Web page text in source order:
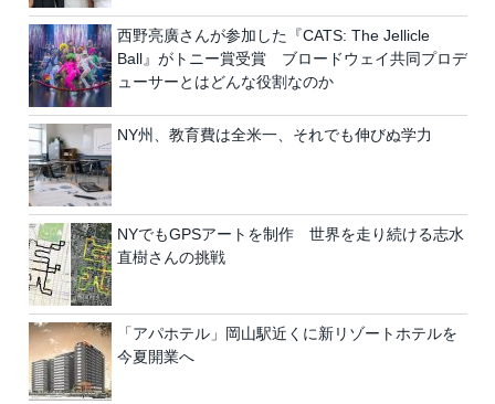
西野亮廣さんが参加した『CATS: The Jellicle
Ball』がトニー賞受賞 ブロードウェイ共同プロデ
ューサーとはどんな役割なのか
NY州、教育費は全米一、それでも伸びぬ学力
NYでもGPSアートを制作 世界を走り続ける志水
直樹さんの挑戦
「アパホテル」岡山駅近くに新リゾートホテルを
今夏開業へ